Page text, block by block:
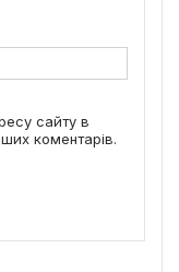
сайту в
коментарів.